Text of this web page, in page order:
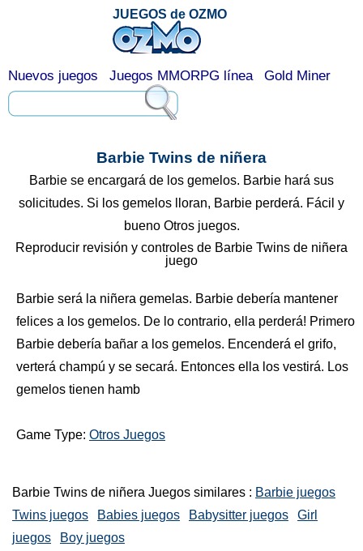
Barbie Twins de niñera
Barbie se encargará de los gemelos. Barbie hará sus
solicitudes. Si los gemelos lloran, Barbie perderá. Fácil y
bueno Otros juegos.
Reproducir revisión y controles de Barbie Twins de niñera
juego
Barbie será la niñera gemelas. Barbie debería mantener
felices a los gemelos. De lo contrario, ella perderá! Primero
Barbie debería bañar a los gemelos. Encenderá el grifo,
verterá champú y se secará. Entonces ella los vestirá. Los
gemelos tienen hamb
Game Type: Otros Juegos
Barbie Twins de niñera Juegos similares : Barbie juegos
Twins juegos
Babies juegos Babysitter juegos
Girl
juegos
Boy juegos
JUEGOS de OZMO
Nuevos juegos Juegos MMORPG línea Gold Miner